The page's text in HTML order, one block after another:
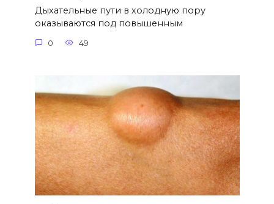
Дыхательные пути в холодную пору
оказываются под повышенным
0 49